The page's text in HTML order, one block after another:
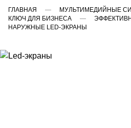
ГЛАВНАЯ
МУЛЬТИМЕДИЙНЫЕ
КЛЮЧ ДЛЯ БИЗНЕСА
НАРУЖНЫЕ LED-ЭКРАНЫ